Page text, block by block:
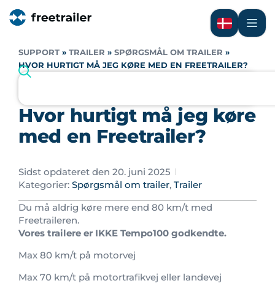
SUPPORT » TRAILER » SPØRGSMÅL OM TRAILER »
HVOR HURTIGT MÅ JEG KØRE MED EN FREETRAILER?
Hvor hurtigt må jeg køre
med en Freetrailer?
Sidst opdateret den 20. juni 2025
Kategorier: Spørgsmål om trailer, Trailer
Du må aldrig køre mere end 80 km/t med
Freetraileren.
Vores trailere er IKKE Tempo100 godkendte.
Max 80 km/t på motorvej
Max 70 km/t på motortrafikvej eller landevej